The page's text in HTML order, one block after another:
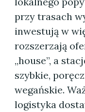
przy trasach
inwestują w
rozszerzają
„house”, a
szybkie,
wegańskie.
logistyka